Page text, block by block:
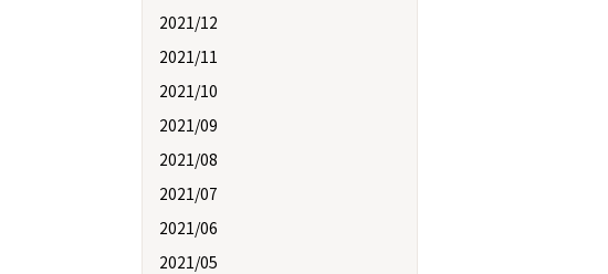
2021/12
2021/11
2021/10
2021/09
2021/08
2021/07
2021/06
2021/05